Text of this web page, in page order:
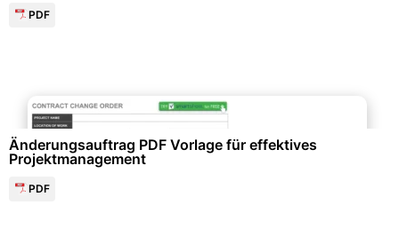
PDF
Änderungsauftrag PDF Vorlage für effektives
Projektmanagement
PDF